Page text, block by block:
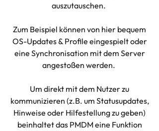
auszutauschen.
Zum Beispiel können von hier bequem
OS-Updates & Profile eingespielt oder
eine Synchronisation mit dem Server
angestoßen werden.
Um direkt mit dem Nutzer zu
kommunizieren (z.B. um Statusupdates,
Hinweise oder Hilfestellung zu geben)
beinhaltet das PMDM eine Funktion